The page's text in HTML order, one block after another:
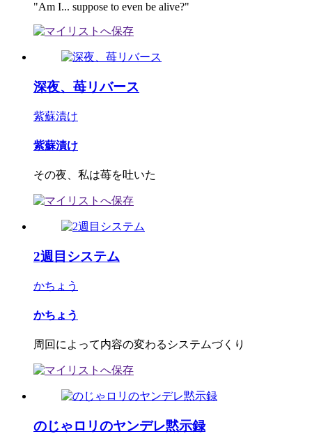
"Am I... suppose to even be alive?"
深夜、苺リバース
紫蘇漬け
紫蘇漬け
その夜、私は苺を吐いた
2週目システム
かちょう
かちょう
周回によって内容の変わるシステムづくり
のじゃロリのヤンデレ黙示録